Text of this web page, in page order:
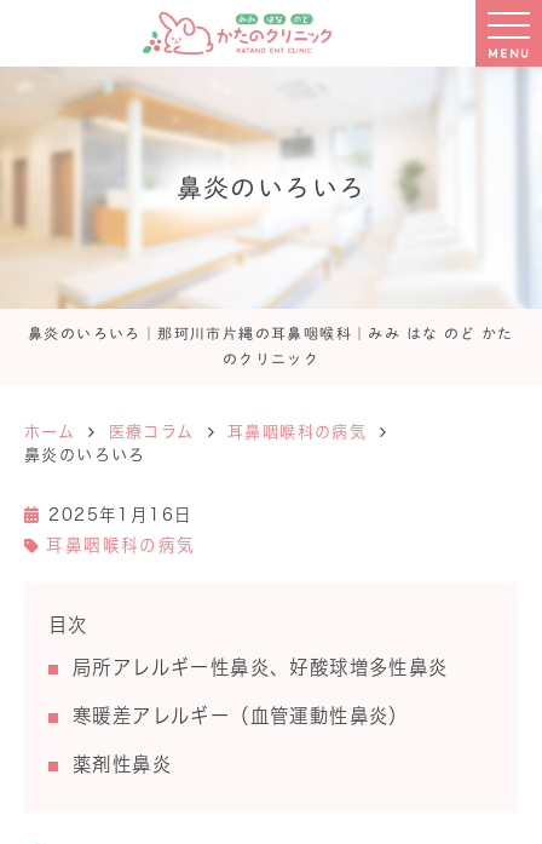
MENU
鼻炎のいろいろ
鼻炎のいろいろ｜那珂川市片縄の耳鼻咽喉科｜みみ はな のど かた
のクリニック
ホーム 医療コラム
耳鼻咽喉科の病気
鼻炎のいろいろ
2025年1月16日
耳鼻咽喉科の病気
目次
局所アレルギー性鼻炎、好酸球増多性鼻炎
寒暖差アレルギー（血管運動性鼻炎）
薬剤性鼻炎